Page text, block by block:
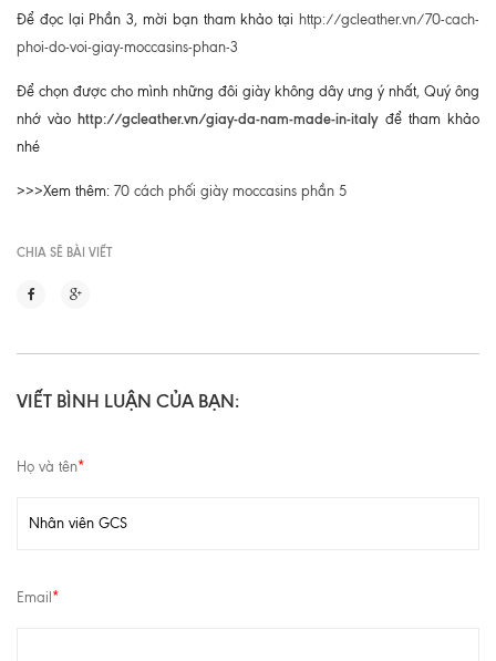
Để đọc lại Phần 3, mời bạn tham khảo tại http://gcleather.vn/70-cach-
phoi-do-voi-giay-moccasins-phan-3
Để chọn được cho mình những đôi giày không dây ưng ý nhất, Quý ông
nhớ vào http://gcleather.vn/giay-da-nam-made-in-italyđể tham khảo
nhé
>>>Xem thêm: 70 cách phối giày moccasins phần 5
CHIA SẼ BÀI VIẾT
VIẾT BÌNH LUẬN CỦA BẠN:
Họ và tên*
Email *